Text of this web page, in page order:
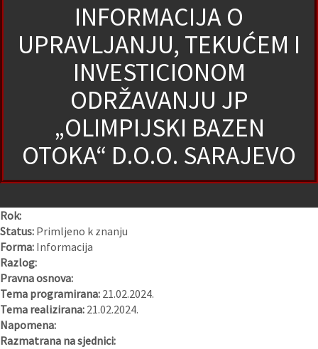
INFORMACIJA O
UPRAVLJANJU, TEKUĆEM I
INVESTICIONOM
ODRŽAVANJU JP
„OLIMPIJSKI BAZEN
OTOKA“ D.O.O. SARAJEVO
Rok:
Status: Primljeno k znanju
Forma: Informacija
Razlog:
Pravna osnova:
Tema programirana: 21.02.2024.
Tema realizirana: 21.02.2024.
Napomena:
Razmatrana na sjednici: